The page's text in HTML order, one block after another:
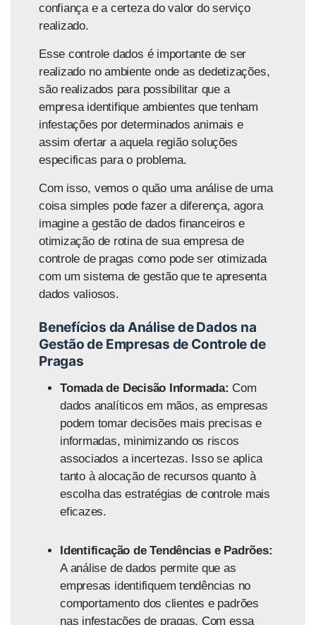
confiança e a certeza do valor do serviço
realizado.
Esse controle dados é importante de ser
realizado no ambiente onde as dedetizações,
são realizados para possibilitar que a
empresa identifique ambientes que tenham
infestações por determinados animais e
assim ofertar a aquela região soluções
especificas para o problema.
Com isso, vemos o quão uma análise de uma
coisa simples pode fazer a diferença, agora
imagine a gestão de dados financeiros e
otimização de rotina de sua empresa de
controle de pragas como pode ser otimizada
com um sistema de gestão que te apresenta
dados valiosos.
Benefícios da Análise de Dados na
Gestão de Empresas de Controle de
Pragas
Tomada de Decisão Informada: Com
dados analíticos em mãos, as empresas
podem tomar decisões mais precisas e
informadas, minimizando os riscos
associados a incertezas. Isso se aplica
tanto à alocação de recursos quanto à
escolha das estratégias de controle mais
eficazes.
Identificação de Tendências e Padrões:
A análise de dados permite que as
empresas identifiquem tendências no
comportamento dos clientes e padrões
nas infestações de pragas. Com essa